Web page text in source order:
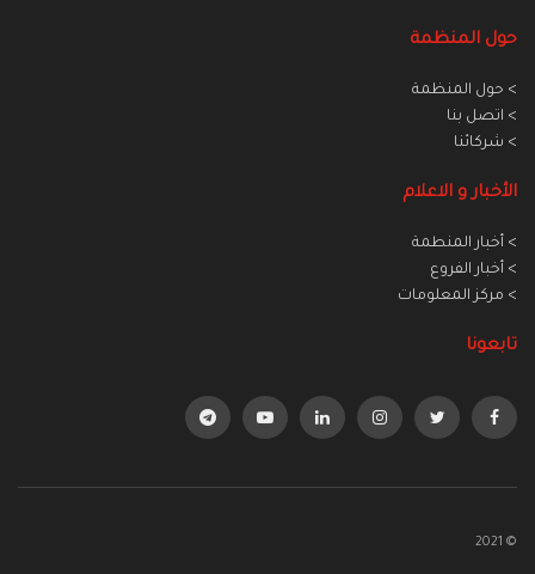
حول المنظمة
> حول المنظمة
> اتصل بنا
> شركائنا
الأخبار و الاعلام
> أخبار المنطمة
> أخبار الفروع
> مركز المعلومات
تابعونا
© 2021